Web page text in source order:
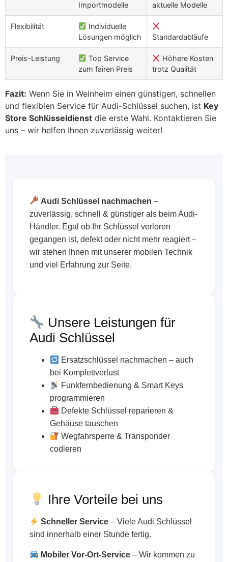
Importmodelle
aktuelle Modelle
Flexibilität
Individuelle
Lösungen möglich
Standardabläufe
Preis-Leistung
Top Service
zum fairen Preis
Höhere Kosten
trotz Qualität
Fazit: Wenn Sie in Weinheim einen günstigen, schnellen
und flexiblen Service für Audi-Schlüssel suchen, ist Key
Store Schlüsseldienst die erste Wahl. Kontaktieren Sie
uns – wir helfen Ihnen zuverlässig weiter!
Audi Schlüssel nachmachen –
zuverlässig, schnell & günstiger als beim Audi-
Händler. Egal ob Ihr Schlüssel verloren
gegangen ist, defekt oder nicht mehr reagiert –
wir stehen Ihnen mit unserer mobilen Technik
und viel Erfahrung zur Seite.
Unsere Leistungen für
Audi Schlüssel
Ersatzschlüssel nachmachen – auch
bei Komplettverlust
Funkfernbedienung & Smart Keys
programmieren
Defekte Schlüssel reparieren &
Gehäuse tauschen
Wegfahrsperre & Transponder
codieren
Ihre Vorteile bei uns
Schneller Service – Viele Audi Schlüssel
sind innerhalb einer Stunde fertig.
Mobiler Vor-Ort-Service – Wir kommen zu